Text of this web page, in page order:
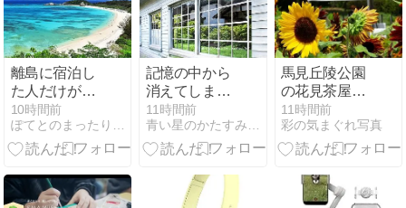
離島に宿泊し
た人だけが見
ることのでき
る息を吞むほ
ど美しいリゾ
ケラマブル
ー・ビーチ
10時間前
ぽてとのまったり北陸日記
記憶の中から
消えてしまう
もの
11時間前
青い星のかたすみで夢をみる
馬見丘陵公園
の花見茶屋前
のヒマワリ
11時間前
彩の気まぐれ写真